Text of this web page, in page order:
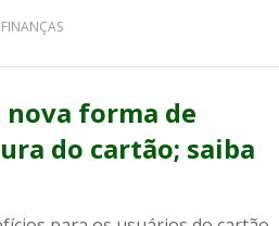
forma de
do cartão; saiba